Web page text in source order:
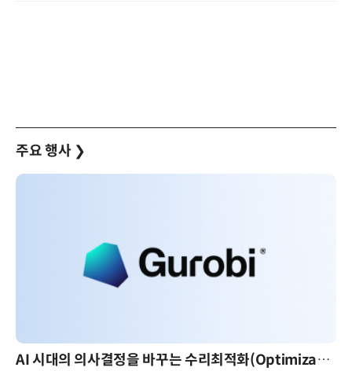
주요 행사 ❯
AI 핀옵스 실전 세미나: 폭증하는 AI 토큰 비용 관리 전략